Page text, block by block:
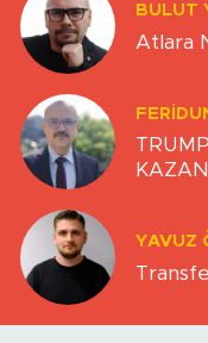
BULUT
Atlara
YAVUZ